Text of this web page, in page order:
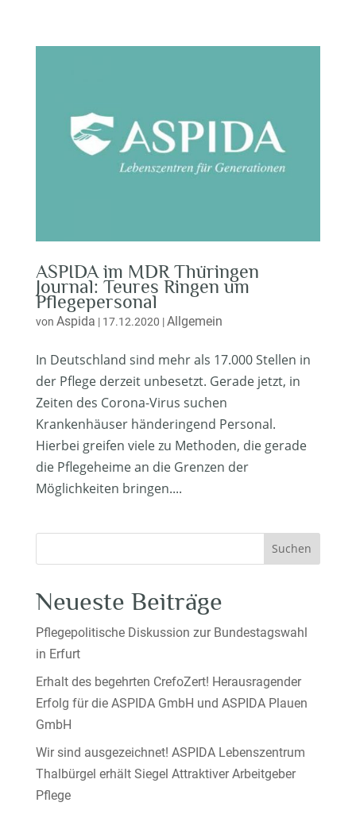
ASPIDA im MDR Thüringen
Journal: Teures Ringen um
Pflegepersonal
von Aspida | 17.12.2020 |Allgemein
In Deutschland sind mehr als 17.000 Stellen in
der Pflege derzeit unbesetzt. Gerade jetzt, in
Zeiten des Corona-Virus suchen
Krankenhäuser händeringend Personal.
Hierbei greifen viele zu Methoden, die gerade
die Pflegeheime an die Grenzen der
Möglichkeiten bringen....
Suchen
Neueste Beiträge
Pflegepolitische Diskussion zur Bundestagswahl
in Erfurt
Erhalt des begehrten CrefoZert! Herausragender
Erfolg für die ASPIDA GmbH und ASPIDA Plauen
GmbH
Wir sind ausgezeichnet! ASPIDA Lebenszentrum
Thalbürgel erhält Siegel Attraktiver Arbeitgeber
Pflege